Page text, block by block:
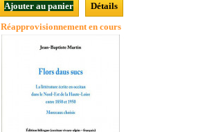
Ajouter au panier
Détails
Réapprovisionnement en cours